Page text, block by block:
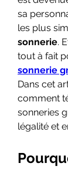
sa
sonnerie.
sonnerie
Dans cet
comment
sonneries
légalité et